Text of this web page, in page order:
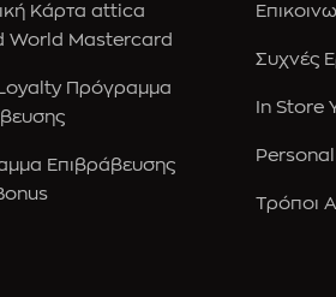
Κάρτα attica
World Mastercard
Πρόγραμμα
Επιβράβευσης
Συχνές
In Store
Τρόποι